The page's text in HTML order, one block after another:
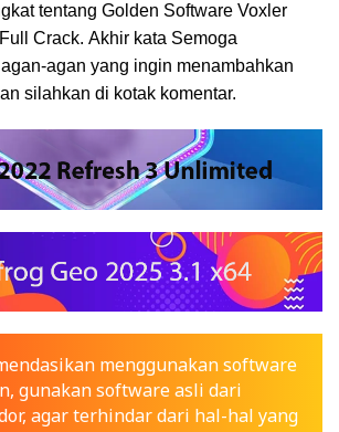
tentang Golden Software Voxler
Crack. Akhir kata Semoga
agan yang ingin menambahkan
silahkan di kotak komentar.
menggunakan software
gunakan software asli dari
agar terhindar dari hal-hal yang